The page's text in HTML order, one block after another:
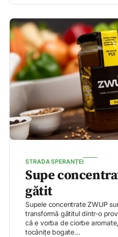
STRADA SPERANȚEI
Supe
gătit
Supele concentrate ZWUP
transformă gătitul dintr-o
că e vorba de ciorbe
tocănițe bogate...